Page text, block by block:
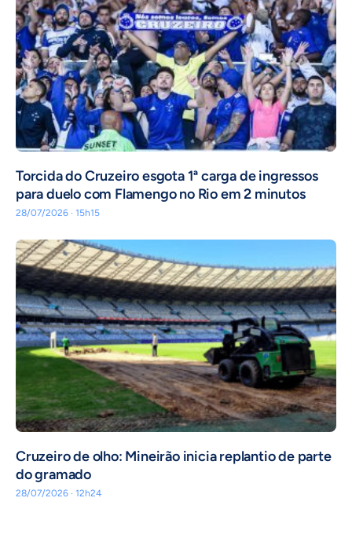
Torcida do Cruzeiro esgota 1ª carga de ingressos
para duelo com Flamengo no Rio em 2 minutos
28/07/2026 · 15h15
Cruzeiro de olho: Mineirão inicia replantio de parte
do gramado
28/07/2026 · 12h24